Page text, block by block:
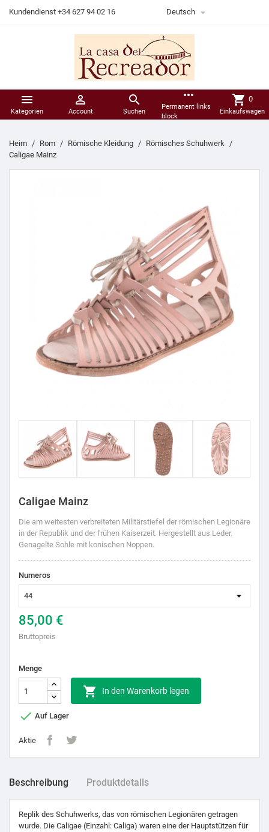
Kundendienst +34 627 94 02 16 Deutsch 

Kategorien

Account

Suchen
more_horiz
Permanent links
block
shopping_cart 0
Einkaufswagen
Heim Rom Römische Kleidung
Römisches Schuhwerk
Caligae Mainz
Caligae Mainz
Die am weitesten verbreiteten Militärstiefel der römischen Legionäre
in der Republik und der frühen Kaiserzeit. Hergestellt aus Leder.
Genagelte Sohle mit konischen Noppen.
Numeros
85,00 €
Bruttopreis
Menge
 In den Warenkorb legen
 Auf Lager
Aktie
Beschreibung Produktdetails
Replik des Schuhwerks, das von römischen Legionären getragen
wurde. Die Caligae (Einzahl: Caliga) waren eine der Hauptstützen für